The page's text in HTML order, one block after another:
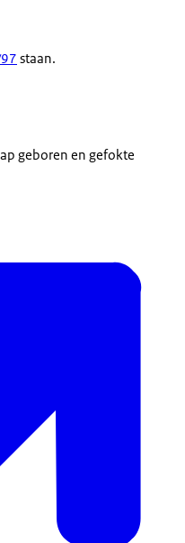
staan.
geboren en gefokte